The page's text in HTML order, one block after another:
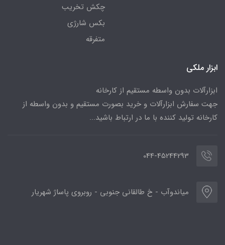
چکش تخریب
بکس شارژی
متفرقه
ابزار ملکی
ابزارآلات بدون واسطه مستقیم از کارخانه
جهت سفارش ابزارآلات و خرید بصورت مستقیم و بدون واسطه از
کارخانه تولید کننده با ما در ارتباط باشید...
044-45244293
میاندوآب - خ طالقانی جنوبی - روبروی پاساژ شهریار